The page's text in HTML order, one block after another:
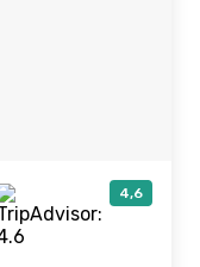
4,6